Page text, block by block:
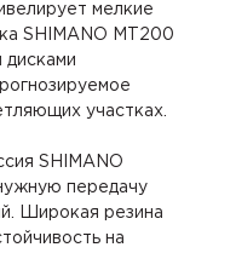
мелкие
SHIMANO MT200
дисками
участках.
SHIMANO
передачу
Широкая резина
на